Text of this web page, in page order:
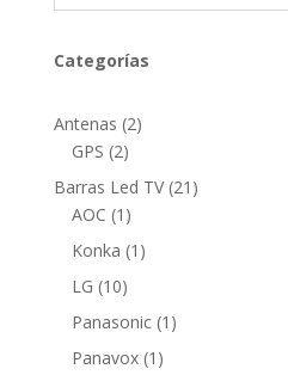
Categorías
Antenas 22
GPS 22
productos
Barras Led TV 21 21
AOC 1 1
producto
Konka 1 1
LG 1010
productos
Panasonic 1 1
Panavox 1 1